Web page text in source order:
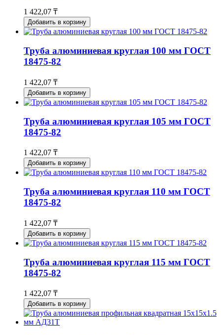
1 422,07 ₸
Добавить в корзину
Труба алюминиевая круглая 100 мм ГОСТ
18475-82
1 422,07 ₸
Добавить в корзину
Труба алюминиевая круглая 105 мм ГОСТ
18475-82
1 422,07 ₸
Добавить в корзину
Труба алюминиевая круглая 110 мм ГОСТ
18475-82
1 422,07 ₸
Добавить в корзину
Труба алюминиевая круглая 115 мм ГОСТ
18475-82
1 422,07 ₸
Добавить в корзину